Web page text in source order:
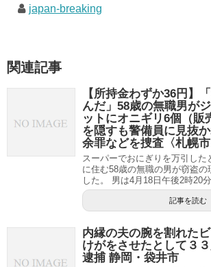
japan-breaking
関連記事
【所持金わずか36円】
んだ」58歳の無職男が
ットにオニギリ6個（販
を隠すも警備員に見抜
余罪などを捜査〈札幌市
スーパーでおにぎりを万引した
に住む58歳の無職の男が窃盗の
した。 男は4月18日午後2時20
記事を読む
内縁の夫の腕を割れた
けがをさせたとして３
逮捕 静岡・袋井市